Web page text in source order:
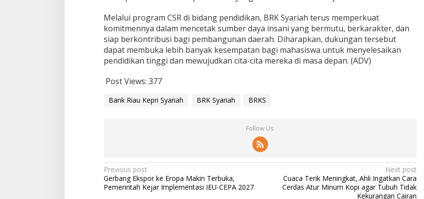
Melalui program CSR di bidang pendidikan, BRK Syariah terus memperkuat
komitmennya dalam mencetak sumber daya insani yang bermutu, berkarakter, dan
siap berkontribusi bagi pembangunan daerah. Diharapkan, dukungan tersebut
dapat membuka lebih banyak kesempatan bagi mahasiswa untuk menyelesaikan
pendidikan tinggi dan mewujudkan cita-cita mereka di masa depan. (ADV)
Post Views: 377
Bank Riau Kepri Syariah BRK Syariah BRKS
Follow Us
P
o
Previous post
Gerbang Ekspor ke Eropa Makin Terbuka,
Pemerintah Kejar Implementasi IEU-CEPA 2027
Next post
Cuaca Terik Meningkat, Ahli Ingatkan Cara
Cerdas Atur Minum Kopi agar Tubuh Tidak
Kekurangan Cairan